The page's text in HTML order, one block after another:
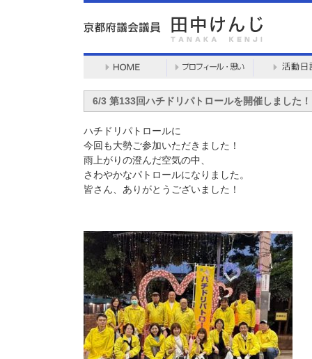
6/3 第133回ハチドリパトロールを開催しました！
ハチドリパトロールに
今回も大勢ご参加いただきました！
雨上がりの澄んだ空気の中、
さわやかなパトロールになりました。
皆さん、ありがとうございました！